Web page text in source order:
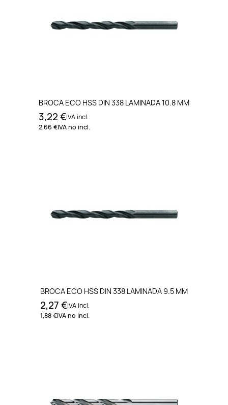
BROCA ECO HSS DIN 338 LAMINADA 10.8 MM
3,22 €IVA incl.
2,66 €IVA no incl.
BROCA ECO HSS DIN 338 LAMINADA 9.5 MM
2,27 €IVA incl.
1,88 €IVA no incl.